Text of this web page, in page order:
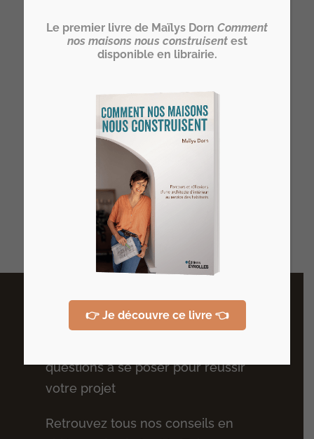
de l’espace de l’habitat !
>> Notre formation architecte d'intérieur
Vous rêvez de devenir votre propre
architecte d’intérieur ?
>> Rejoignez l’Atelier HOME Découverte
et concrétisez votre projet !
Derniers articles
Plus de conseils
questions à se poser pour réussir
votre projet
Retrouvez tous nos conseils en
Le premier livre de Maïlys Dorn Comment
nos maisons nous construisent est
disponible en librairie.
👉 Je découvre ce livre 👈